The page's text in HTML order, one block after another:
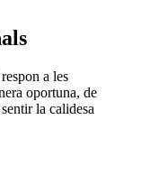
a les
oportuna, de
la calidesa